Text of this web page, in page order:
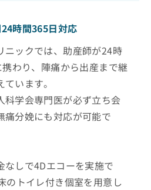
時間365日対応
ニックでは、助産師が24時
わり、陣痛から出産まで継
います。
科学会専門医が必ず立ち会
痛分娩にも対応が可能で
なしで4Dエコーを実施で
のトイレ付き個室を用意し